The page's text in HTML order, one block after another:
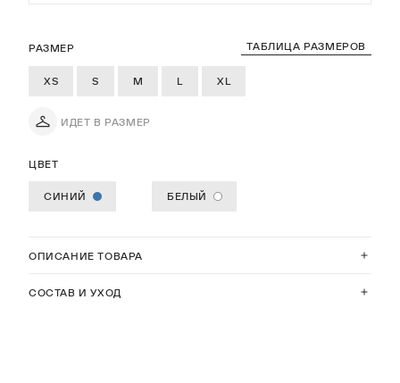
ОПИСАНИЕ ТОВАРА
СОСТАВ И УХОД
РАЗМЕР ТАБЛИЦА РАЗМЕРОВ
XS S M L XL
ИДЕТ В РАЗМЕР
ЦВЕТ
СИНИЙ БЕЛЫЙ